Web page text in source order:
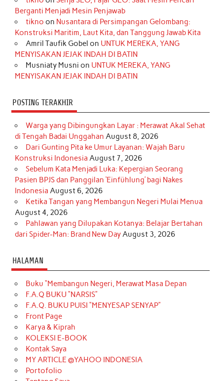
o
k
r
a
m
k
r
e
s
t
d
I
n
r
e
Berganti Menjadi Mesin Penjawab
tikno on Nusantara di Persimpangan Gelombang:
Konstruksi Maritim, Laut Kita, dan Tanggung Jawab Kita
Amril Taufik Gobel on UNTUK MEREKA, YANG
MENYISAKAN JEJAK INDAH DI BATIN
Musniaty Musni on UNTUK MEREKA, YANG
MENYISAKAN JEJAK INDAH DI BATIN
POSTING TERAKHIR
Warga yang Dibingungkan Layar : Merawat Akal Sehat
di Tengah Badai Unggahan August 8, 2026
Dari Gunting Pita ke Umur Layanan: Wajah Baru
Konstruksi Indonesia August 7, 2026
Sebelum Kata Menjadi Luka: Kepergian Seorang
Pasien BPJS dan Panggilan ‘Einfühlung’ bagi Nakes
Indonesia August 6, 2026
Ketika Tangan yang Membangun Negeri Mulai Menua
August 4, 2026
Pahlawan yang Dilupakan Kotanya: Belajar Bertahan
dari Spider-Man: Brand New DayAugust 3, 2026
HALAMAN
Buku “Membangun Negeri, Merawat Masa Depan
F.A.Q BUKU “NARSIS”
F.A.Q. BUKU PUISI “MENYESAP SENYAP”
Front Page
Karya & Kiprah
KOLEKSI E-BOOK
Kontak Saya
MY ARTICLE @YAHOO INDONESIA
Portofolio